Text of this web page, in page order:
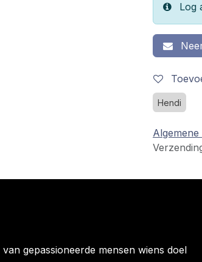
Log
Hendi
gepassioneerde mensen wiens doel